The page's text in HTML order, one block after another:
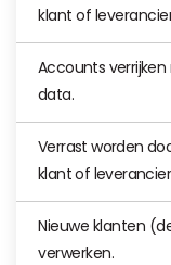
klant of
Accounts
data.
Verrast worden
klant of
Nieuwe klanten
verwerken.